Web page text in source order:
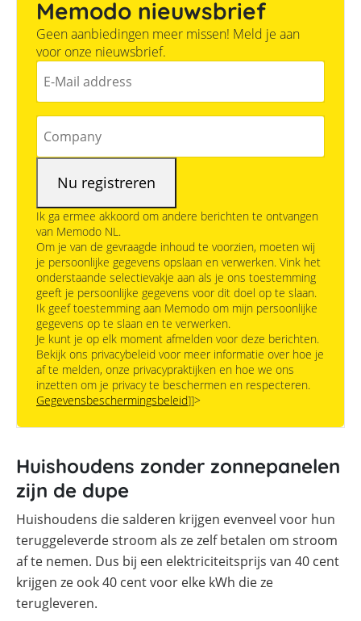
Memodo nieuwsbrief
Geen aanbiedingen meer missen! Meld je aan
voor onze nieuwsbrief.
Ik ga ermee akkoord om andere berichten te ontvangen
van Memodo NL.
Om je van de gevraagde inhoud te voorzien, moeten wij
je persoonlijke gegevens opslaan en verwerken. Vink het
onderstaande selectievakje aan als je ons toestemming
geeft je persoonlijke gegevens voor dit doel op te slaan.
Ik geef toestemming aan Memodo om mijn persoonlijke
gegevens op te slaan en te verwerken.
Je kunt je op elk moment afmelden voor deze berichten.
Bekijk ons privacybeleid voor meer informatie over hoe je
af te melden, onze privacypraktijken en hoe we ons
inzetten om je privacy te beschermen en respecteren.
Gegevensbeschermingsbeleid]]>
Huishoudens zonder zonnepanelen
zijn de dupe
Huishoudens die salderen krijgen evenveel voor hun
teruggeleverde stroom als ze zelf betalen om stroom
af te nemen. Dus bij een elektriciteitsprijs van 40 cent
krijgen ze ook 40 cent voor elke kWh die ze
terugleveren.